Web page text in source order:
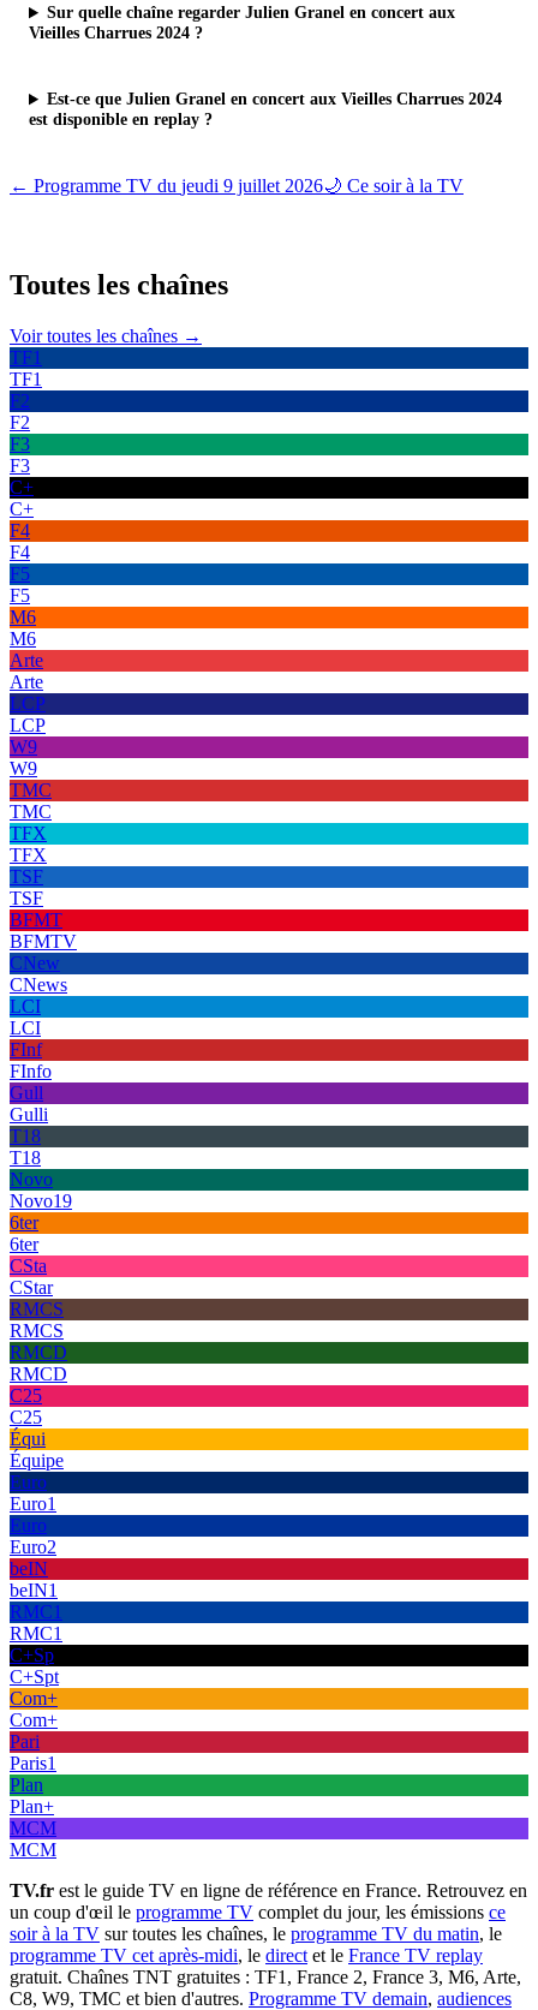
Sur quelle chaîne regarder Julien Granel en concert aux
Vieilles Charrues 2024 ?
Est-ce que Julien Granel en concert aux Vieilles Charrues 2024
est disponible en replay ?
← Programme TV du jeudi 9 juillet 2026🌙 Ce soir à la TV
Toutes les chaînes
Voir toutes les chaînes →
TF1
TF1
F2
F2
F3
F3
C+
C+
F4
F4
F5
F5
M6
M6
Arte
Arte
LCP
LCP
W9
W9
TMC
TMC
TFX
TFX
TSF
TSF
BFMT
BFMTV
CNew
CNews
LCI
LCI
FInf
FInfo
Gull
Gulli
T18
T18
Novo
Novo19
6ter
6ter
CSta
CStar
RMCS
RMCS
RMCD
RMCD
C25
C25
Équi
Équipe
Euro
Euro1
Euro
Euro2
beIN
beIN1
RMC1
RMC1
C+Sp
C+Spt
Com+
Com+
Pari
Paris1
Plan
Plan+
MCM
MCM
TV.fr est le guide TV en ligne de référence en France. Retrouvez en
un coup d'œil le programme TV complet du jour, les émissions ce
soir à la TV sur toutes les chaînes, le programme TV du matin, le
programme TV cet après-midi, le direct et le France TV replay
gratuit. Chaînes TNT gratuites : TF1, France 2, France 3, M6, Arte,
C8, W9, TMC et bien d'autres. Programme TV demain, audiences